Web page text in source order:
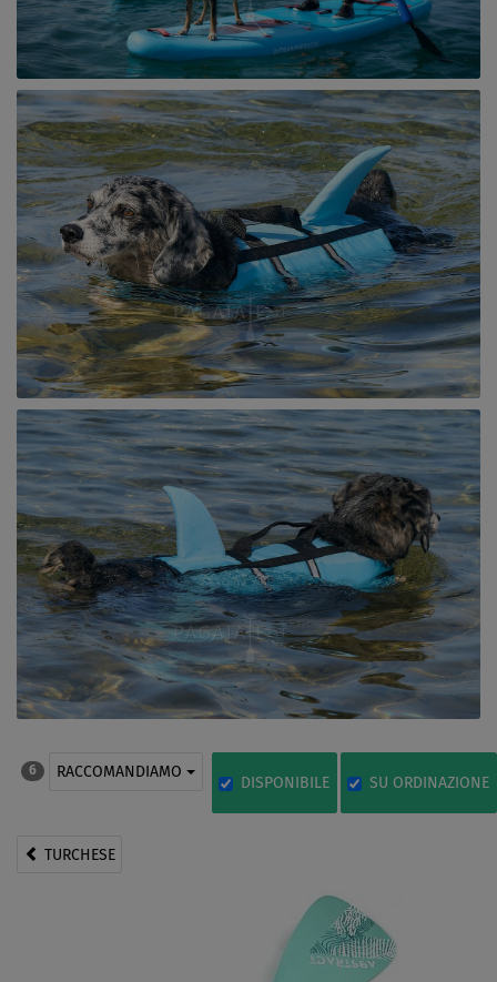
6 RACCOMANDIAMO
DISPONIBILE SU ORDINAZIONE
TURCHESE